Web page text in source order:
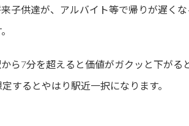
子供達が、アルバイト等で帰りが遅く
ら7分を超えると価値がガクッと下がる
するとやはり駅近一択になります。